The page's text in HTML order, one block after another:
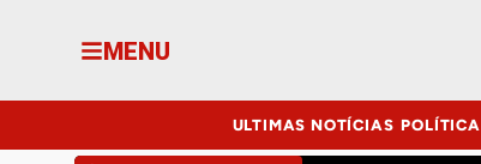
MENU
ULTIMAS NOTÍCIAS POLÍTICA